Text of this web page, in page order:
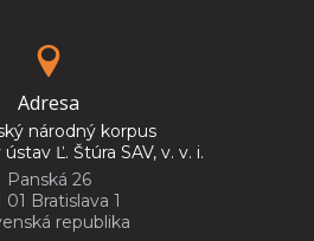
Adresa
národný korpus
Ľ. Štúra SAV, v. v. i.
Panská 26
01 Bratislava 1
republika